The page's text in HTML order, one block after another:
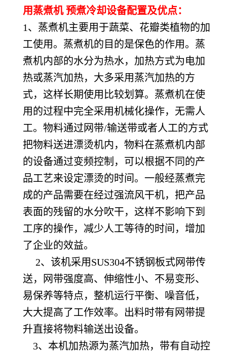
用蒸煮机 预煮冷却设备配置及优点：
1、蒸煮机主要用于蔬菜、花瓣类植物的加
工使用。蒸煮机的目的是保色的作用。蒸
煮机内部的水分为热水，加热方式为电加
热或蒸汽加热，大多采用蒸汽加热的方
式，这样长期使用比较划算。蒸煮机在使
用的过程中完全采用机械化操作，无需人
工。物料通过网带/输送带或者人工的方式
把物料送进漂烫机内，物料在蒸煮机内部
的设备通过变频控制，可以根据不同的产
品工艺来设定漂烫的时间。一般经蒸煮完
成的产品需要在经过强流风干机，把产品
表面的残留的水分吹干，这样不影响下到
工序的操作，减少人工等待的时间，增加
了企业的效益。
2、该机采用SUS304不锈钢板式网带传
送，网带强度高、伸缩性小、不易变形、
易保养等特点，整机运行平衡、噪音低，
大大提高了工作效率。出料时带有网带提
升直接将物料输送出设备。
3、本机加热源为蒸汽加热，带有自动控